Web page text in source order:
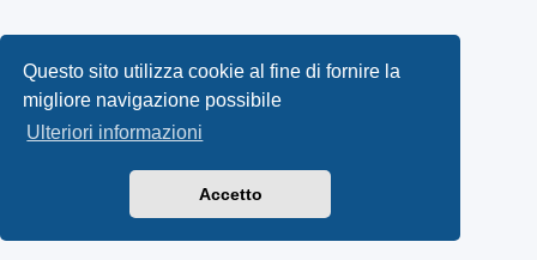
Questo sito utilizza cookie al fine di fornire la
migliore navigazione possibile
Ulteriori informazioni
Accetto